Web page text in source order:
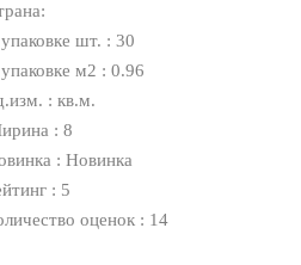
шт. : 30
м2 : 0.96
: кв.м.
: 8
: Новинка
: 5
оценок : 14